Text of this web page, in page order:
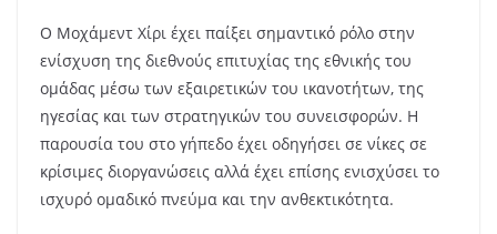
Ο Μοχάμεντ Χίρι έχει παίξει σημαντικό ρόλο στην
ενίσχυση της διεθνούς επιτυχίας της εθνικής του
ομάδας μέσω των εξαιρετικών του ικανοτήτων, της
ηγεσίας και των στρατηγικών του συνεισφορών. Η
παρουσία του στο γήπεδο έχει οδηγήσει σε νίκες σε
κρίσιμες διοργανώσεις αλλά έχει επίσης ενισχύσει το
ισχυρό ομαδικό πνεύμα και την ανθεκτικότητα.